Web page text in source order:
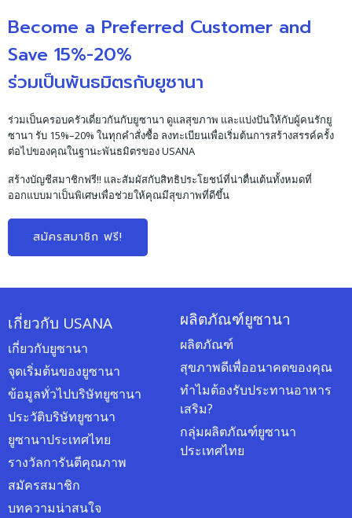
Become a Preferred Customer and
Save 15%-20%
ร่วมเป็นพันธมิตรกับยูซานา
ร่วมเป็นครอบครัวเดี่ยวกันกับยูซานา ดูแลสุขภาพ และแบ่งปันให้กับผู้คนรักยู
ซานา รับ 15%–20% ในทุกคำสั่งซื้อ ลงทะเบียนเพื่อเริ่มต้นการสร้างสรรค์ครั้ง
ต่อไปของคุณในฐานะพันธมิตรของ USANA
สร้างบัญชีสมาชิกฟรี!! และสัมผัสกับสิทธิประโยชน์ที่น่าตื่นเต้นทั้งหมดที่
ออกแบบมาเป็นพิเศษเพื่อช่วยให้คุณมีสุขภาพที่ดีขึ้น
สมัครสมาชิก ฟรี!
เกี่ยวกับ USANA
เกี่ยวกับยูซานา
จุดเริ่มต้นของยูซานา
ข้อมูลทั่วไปบริษัทยูซานา
ประวัติบริษัทยูซานา
ยูซานาประเทศไทย
รางวัลการันตีคุณภาพ
สมัครสมาชิก
บทความน่าสนใจ
ผลิตภัณฑ์ยูซานา
ผลิตภัณฑ์
สุขภาพดีเพื่ออนาคตของคุณ
ทำไมต้องรับประทานอาหาร
เสริม?
กลุ่มผลิตภัณฑ์ยูซานา
ประเทศไทย